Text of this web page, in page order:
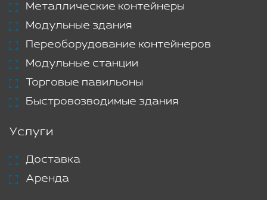
Металлические контейнеры
Модульные здания
Переоборудование контейнеров
Модульные станции
Торговые павильоны
Быстровозводимые здания
Услуги
Доставка
Аренда